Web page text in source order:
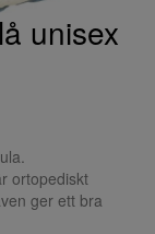
unisex
ortopediskt
ger ett bra